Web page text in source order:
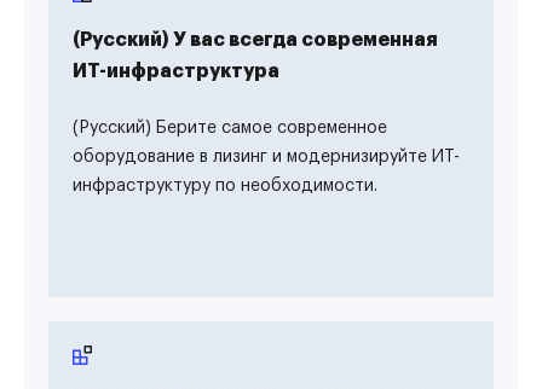
(Русский) У вас всегда современная
ИТ-инфраструктура
(Русский) Берите самое современное
оборудование в лизинг и модернизируйте ИТ-
инфраструктуру по необходимости.